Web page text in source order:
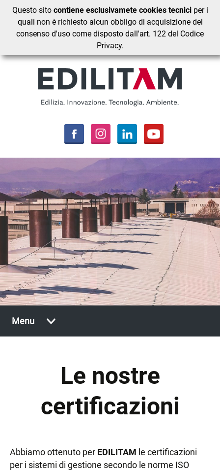
Questo sitocontiene esclusivamete cookies tecniciper i
quali non è richiesto alcun obbligo di acquisizione del
consenso d'uso come disposto dall'art. 122 del Codice
Privacy.
Menu
al
contenuto
Le nostre
certificazioni
Abbiamo ottenuto per EDILITAM le certificazioni
per i sistemi di gestione secondo le norme ISO